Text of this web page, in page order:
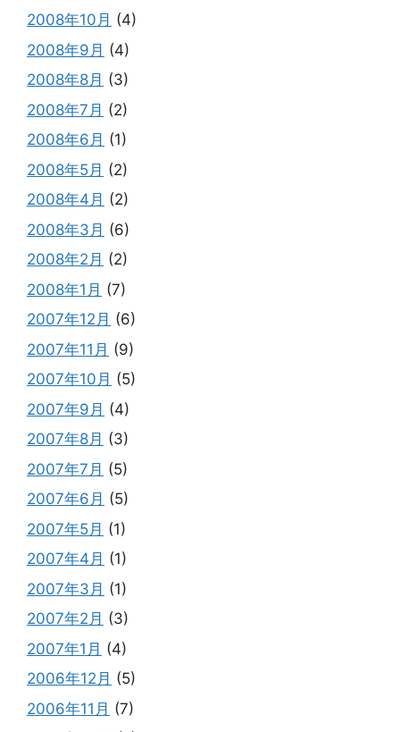
2008年10月 (4)
2008年9月 (4)
2008年8月 (3)
2008年7月 (2)
2008年6月 (1)
2008年5月 (2)
2008年4月 (2)
2008年3月 (6)
2008年2月 (2)
2008年1月 (7)
2007年12月 (6)
2007年11月 (9)
2007年10月 (5)
2007年9月 (4)
2007年8月 (3)
2007年7月 (5)
2007年6月 (5)
2007年5月 (1)
2007年4月 (1)
2007年3月 (1)
2007年2月 (3)
2007年1月 (4)
2006年12月 (5)
2006年11月 (7)